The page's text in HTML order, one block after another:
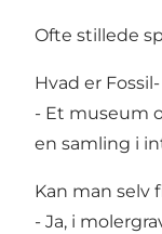
Ofte stillede
Hvad er
- Et museum
en samling i
Kan man selv
- Ja, i